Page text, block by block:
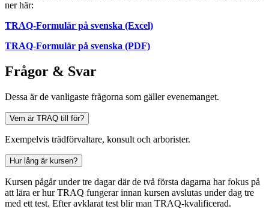
ner här:
TRAQ-Formulär på svenska (Excel)
TRAQ-Formulär på svenska (PDF)
Frågor & Svar
Dessa är de vanligaste frågorna som gäller evenemanget.
Vem är TRAQ till för?
Exempelvis trädförvaltare, konsult och arborister.
Hur lång är kursen?
Kursen pågår under tre dagar där de två första dagarna har fokus på
att lära er hur TRAQ fungerar innan kursen avslutas under dag tre
med ett test. Efter avklarat test blir man TRAQ-kvalificerad.